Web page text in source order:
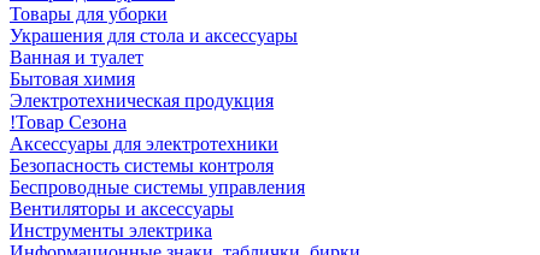
Товары для уборки
Украшения для стола и аксессуары
Ванная и туалет
Бытовая химия
Электротехническая продукция
!Товар Сезона
Аксессуары для электротехники
Безопасность системы контроля
Беспроводные системы управления
Вентиляторы и аксессуары
Инструменты электрика